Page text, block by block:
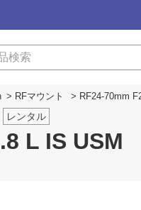
> RFマウント > RF24-70mm
L IS USM
レンタル